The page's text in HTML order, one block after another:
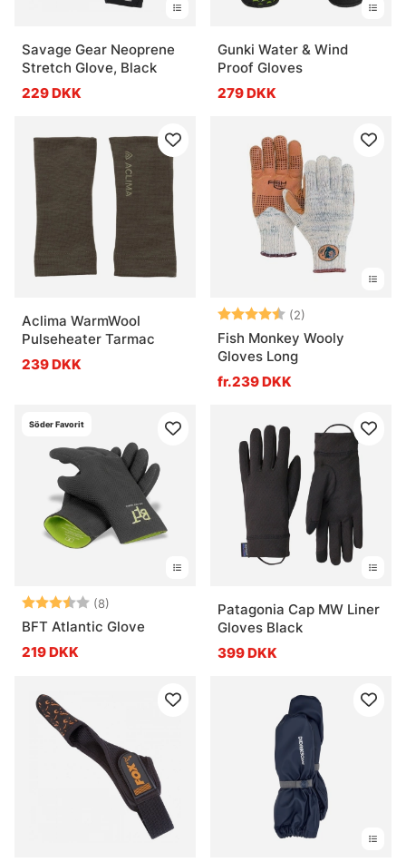
Savage Gear Neoprene
Stretch Glove, Black
229 DKK
Gunki Water & Wind
Proof Gloves
279 DKK
Aclima WarmWool
Pulseheater Tarmac
239 DKK
Vurdering: (2)
Fish Monkey Wooly
Gloves Long
fr.239 DKK
Söder Favorit
Vurdering: (8)
3.9 ud af 5 stjerner
BFT Atlantic Glove
219 DKK
Patagonia Cap MW Liner
Gloves Black
399 DKK